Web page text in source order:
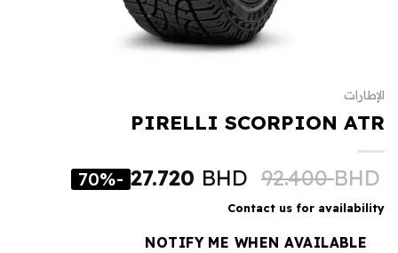
الإطارات
PIRELLI SCORPION ATR
92.400BHD
27.720 BHD
-70%
Contact us for availability
NOTIFY ME WHEN AVAILABLE